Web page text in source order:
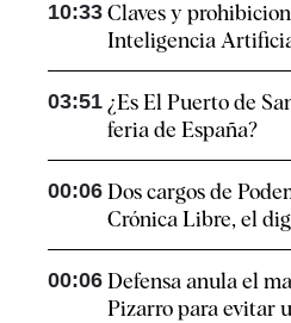
10:33 Claves y
Inteligencia
03:51 ¿Es El Puerto de
feria de España?
00:06 Dos cargos de
Crónica Libre, el
00:06 Defensa anula el
Pizarro para evitar